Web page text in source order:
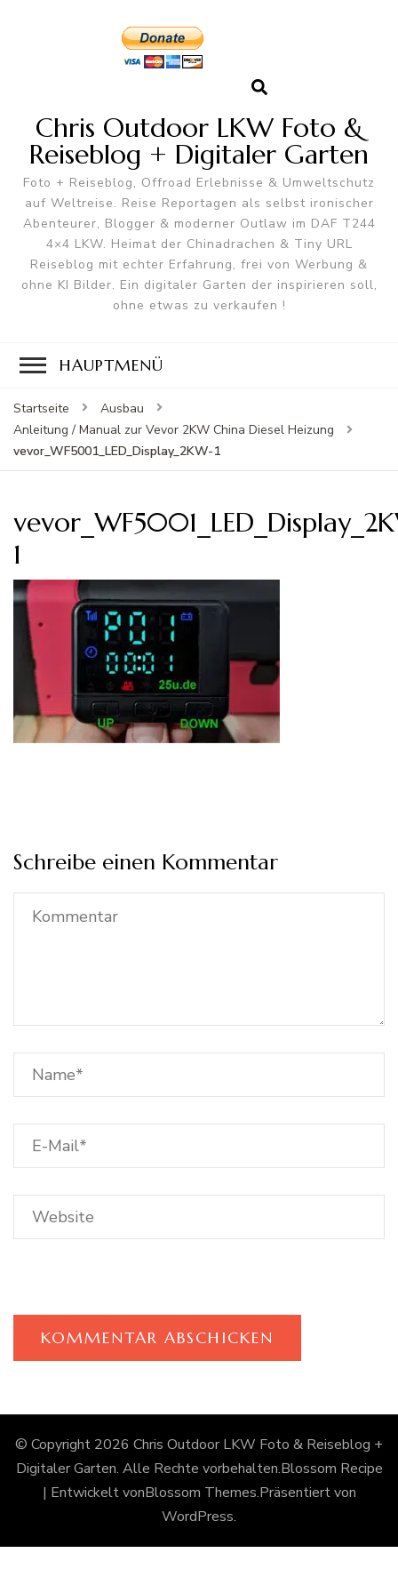
Chris Outdoor LKW Foto &
Reiseblog + Digitaler Garten
Foto + Reiseblog, Offroad Erlebnisse & Umweltschutz
auf Weltreise. Reise Reportagen als selbst ironischer
Abenteurer, Blogger & moderner Outlaw im DAF T244
4×4 LKW. Heimat der Chinadrachen & Tiny URL
Reiseblog mit echter Erfahrung, frei von Werbung &
ohne KI Bilder. Ein digitaler Garten der inspirieren soll,
ohne etwas zu verkaufen !
HAUPTMENÜ
Startseite
Ausbau
Anleitung / Manual zur Vevor 2KW China Diesel Heizung
vevor_WF5001_LED_Display_2KW-1
1
Schreibe einen Kommentar
© Copyright 2026 Chris Outdoor LKW Foto & Reiseblog +
Digitaler Garten. Alle Rechte vorbehalten.Blossom Recipe
| Entwickelt vonBlossom Themes.Präsentiert von
WordPress.